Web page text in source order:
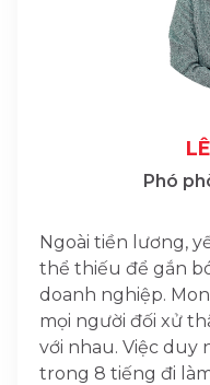
Phó
Ngoài tiền lương,
thể thiếu để gắn
doanh nghiệp.
mọi người đối xử
với nhau. Việc duy
trong 8 tiếng đi